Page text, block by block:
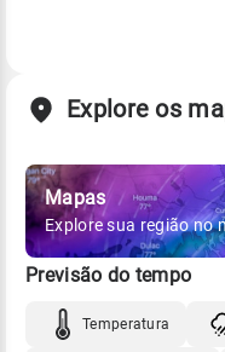
Explore os
Mapas
Explore sua região no
Previsão do tempo
Temperatura